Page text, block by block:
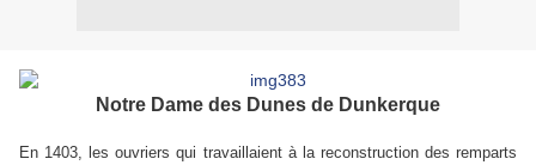
Notre Dame des Dunes de Dunkerque
En 1403, les ouvriers qui travaillaient à la reconstruction des remparts